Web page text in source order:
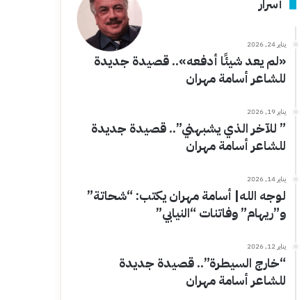
أسرار
يناير 24, 2026
«لم يعد شيئًا أدفعه».. قصيدة جديدة
للشاعر أسامة مهران
يناير 19, 2026
” للآخر الذي يشبهني”.. قصيدة جديدة
للشاعر أسامة مهران
يناير 14, 2026
لوجه الله| أسامة مهران يكتب: “شحاتة”
و”ريهام” وفاتنات “النيابي”
يناير 12, 2026
“خارج السيطرة”.. قصيدة جديدة
للشاعر أسامة مهران